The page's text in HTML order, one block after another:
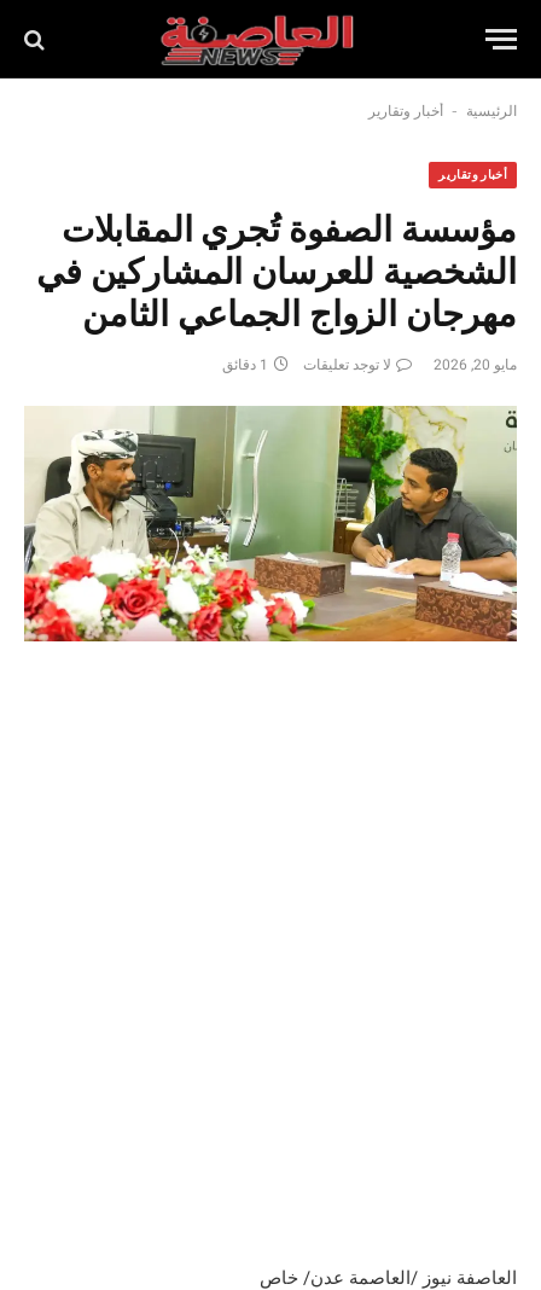
الرئيسية - أخبار وتقارير
أخبار وتقارير
مؤسسة الصفوة تُجري المقابلات
الشخصية للعرسان المشاركين في
مهرجان الزواج الجماعي الثامن
مايو 20, 2026 لا توجد تعليقات 1 دقائق
العاصفة نيوز /العاصمة عدن/ خاص